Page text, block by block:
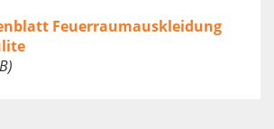
Feuerraumauskleidung